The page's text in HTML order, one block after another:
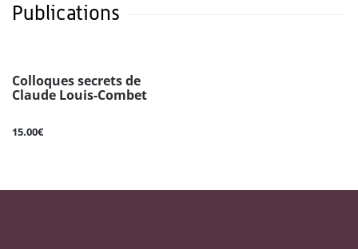
Publications
Colloques secrets de
Claude Louis-Combet
15.00€